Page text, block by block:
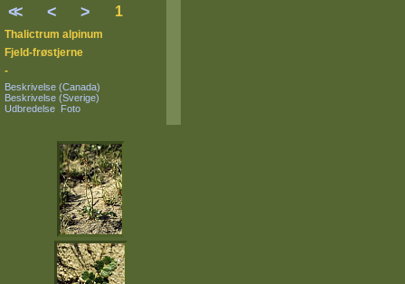
<< < > 1
Thalictrum alpinum
Fjeld-frøstjerne
-
Beskrivelse (Canada)
Beskrivelse (Sverige)
Udbredelse Foto